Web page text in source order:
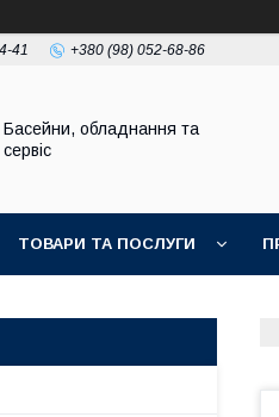
41 +380 (98) 052-68-86
Басейни, обладнання та
сервіс
ТОВАРИ ТА ПОСЛУГИ